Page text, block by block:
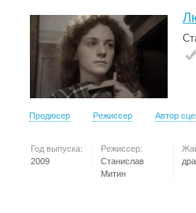
Продюсер Режиссер Автор
Год выпуска:
2009
Режиссер:
Станислав
Митин